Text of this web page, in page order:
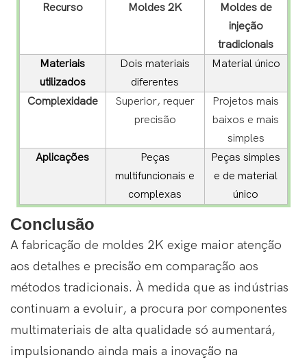
Recurso Moldes 2K
Moldes de
injeção
tradicionais
Materiais
utilizados
Dois materiais
diferentes
Material único
Complexidade
Superior, requer
precisão
Projetos mais
baixos e mais
simples
Aplicações
Peças
multifuncionais e
complexas
Peças simples
e de material
único
Conclusão
A fabricação de moldes 2K exige maior atenção
aos detalhes e precisão em comparação aos
métodos tradicionais. À medida que as indústrias
continuam a evoluir, a procura por componentes
multimateriais de alta qualidade só aumentará,
impulsionando ainda mais a inovação na